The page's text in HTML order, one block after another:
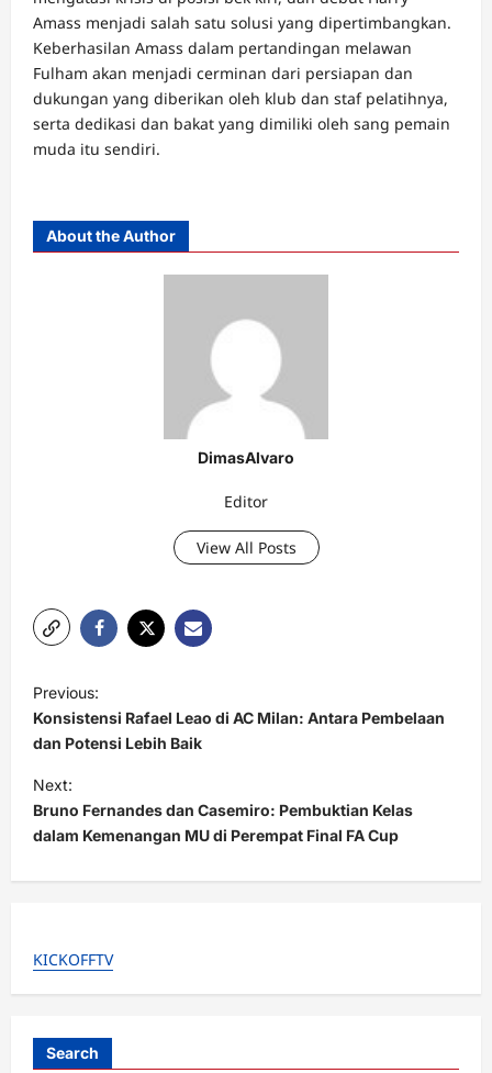
Amass menjadi salah satu solusi yang dipertimbangkan.
Keberhasilan Amass dalam pertandingan melawan
Fulham akan menjadi cerminan dari persiapan dan
dukungan yang diberikan oleh klub dan staf pelatihnya,
serta dedikasi dan bakat yang dimiliki oleh sang pemain
muda itu sendiri.
About the Author
DimasAlvaro
Editor
View All Posts
P
o
s
t
n
a
v
g
Previous:
Konsistensi Rafael Leao di AC Milan: Antara Pembelaan
dan Potensi Lebih Baik
Next:
Bruno Fernandes dan Casemiro: Pembuktian Kelas
dalam Kemenangan MU di Perempat Final FA Cup
KICKOFFTV
Search